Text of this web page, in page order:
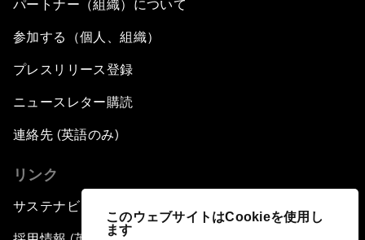
このウェブサイトはCookieを使用し
ます
パートナー（組織）について
参加する（個人、組織）
プレスリリース登録
ニュースレター購読
連絡先 (英語のみ)
リンク
サステナビリティへの取り組み